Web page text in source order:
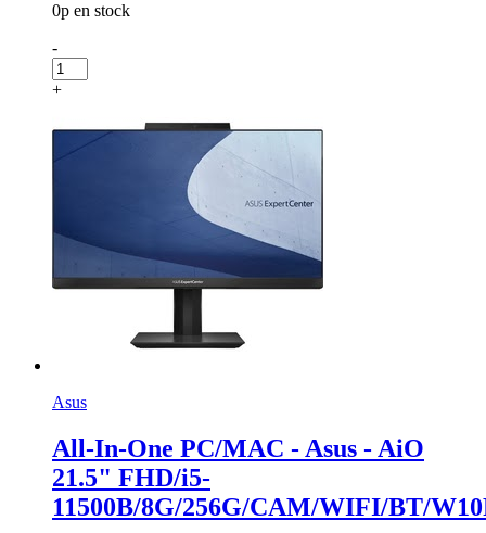
0p en stock
-
+
Asus
All-In-One PC/MAC - Asus - AiO
21.5" FHD/i5-
11500B/8G/256G/CAM/WIFI/BT/